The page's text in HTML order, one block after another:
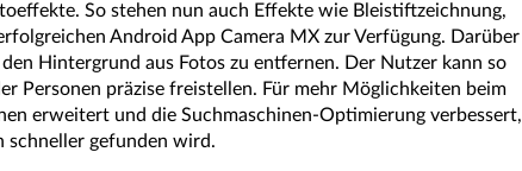
So stehen nun auch Effekte wie Bleistiftzeichnung,
Android App Camera MX zur Verfügung. Darüber
Hintergrund aus Fotos zu entfernen. Der Nutzer kann so
Personen präzise freistellen. Für mehr Möglichkeiten beim
erweitert und die Suchmaschinen-Optimierung verbessert,
schneller gefunden wird.